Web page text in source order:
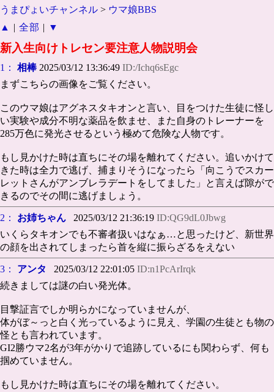
うまぴょいチャンネル > ウマ娘BBS
▲
| 全部 | ▼
新入生向けトレセン要注意人物説明会
1： 相棒2025/03/12 13:36:49 ID:/Ichq6sEgc
まずこちらの画像をご覧ください。
このウマ娘はアグネスタキオンと言い、目をつけた生徒に怪し
い実験や成分不明な薬品を飲ませ、また自身のトレーナーを
285万色に発光させるという極めて危険な人物です。
もし見かけた時は直ちにその場を離れてください。追いかけて
きた時は全力で逃げ、捕まりそうになったら「向こうでスカー
レットさんがアンブレラデートをしてました」と言えば隙がで
きるのでその間に逃げましょう。
2： お姉ちゃん 2025/03/12 21:36:19 ID:QG9dL0Jbwg
いくらタキオンでも不審者扱いはなぁ…と思ったけど、新世界
の顔を出されてしまったら首を縦に振らざるをえない
3： アンタ 2025/03/12 22:01:05 ID:n1PcArIrqk
続きましては謎の白い発光体。
目撃証言でしか明らかになっていませんが、
体がぼ～っと白く光っているように見え、学園の生徒とも物の
怪とも言われています。
GI2勝ウマ2名が3年がかりで追跡しているにも関わらず、何も
掴めていません。
もし見かけた時は直ちにその場を離れてください。